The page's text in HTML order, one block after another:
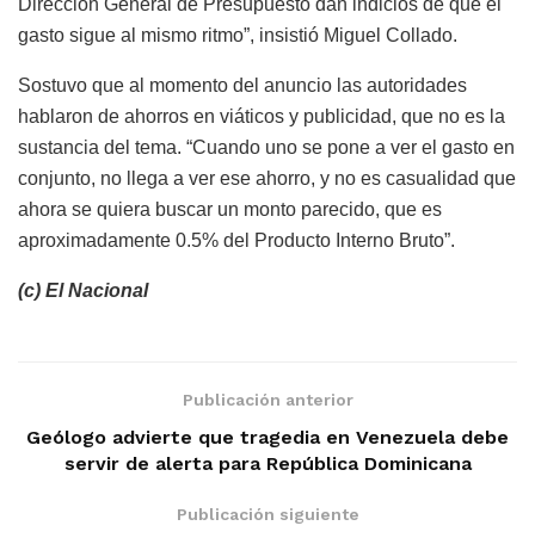
gasto sigue al mismo ritmo”, insistió Miguel Collado.
Sostuvo que al momento del anuncio las autoridades
hablaron de ahorros en viáticos y publicidad, que no es la
sustancia del tema. “Cuando uno se pone a ver el gasto en
conjunto, no llega a ver ese ahorro, y no es casualidad que
ahora se quiera buscar un monto parecido, que es
aproximadamente 0.5% del Producto Interno Bruto”.
(c) El Nacional
Publicación anterior
Geólogo advierte que tragedia en Venezuela debe
servir de alerta para República Dominicana
Publicación siguiente